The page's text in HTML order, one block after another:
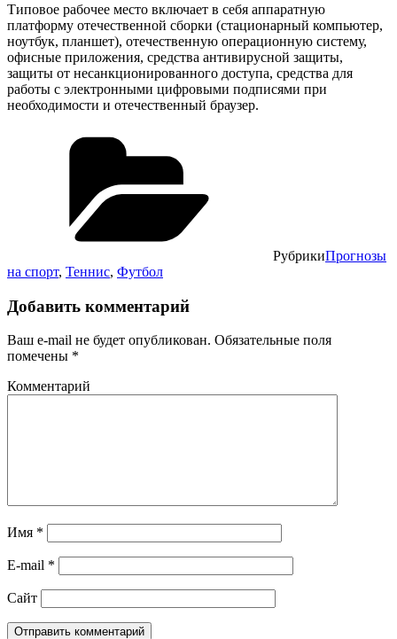
Типовое рабочее место включает в себя аппаратную
платформу отечественной сборки (стационарный компьютер,
ноутбук, планшет), отечественную операционную систему,
офисные приложения, средства антивирусной защиты,
защиты от несанкционированного доступа, средства для
работы с электронными цифровыми подписями при
необходимости и отечественный браузер.
РубрикиПрогнозы
на спорт, Теннис, Футбол
Добавить комментарий
Ваш e-mail не будет опубликован. Обязательные поля
помечены *
Комментарий
Имя *
E-mail *
Сайт